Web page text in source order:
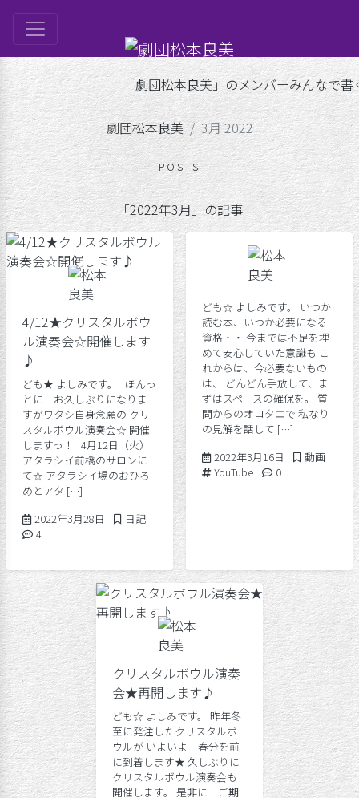
プ
美
劇団松本良美 3月 2022
「劇団松本良美」のメンバーみんなで書くブ
劇団日記
POSTS
「2022年3月」の記事
4/12★クリスタルボウ
ル演奏会☆開催します
♪
ども★ よしみです。 ほんっ
とに お久しぶりになりま
すがワタシ自身念願の クリ
スタルボウル演奏会☆ 開催
しますっ！ 4月12日（火）
アタラシイ前橋のサロンに
て☆ アタラシイ場のおひろ
めとアタ […]
2022年3月28日 2022年3月28日
Posted in
日記
Comments:
4
ども☆ よしみです。 いつか
読む本、いつか必要になる
資格・・ 今までは不足を埋
めて安心していた意識も こ
れからは、今必要ないもの
は、 どんどん手放して、ま
ずはスペースの確保を。 質
問からのオコタエで 私なり
の見解を話して […]
2022年3月16日 2022年3月16日
Posted in
動画
Tags:
YouTube Comments:
0
クリスタルボウル演奏
会★再開します♪
ども☆ よしみです。 昨年冬
至に発注したクリスタルボ
ウルが いよいよ 春分を前
に到着します★ 久しぶりに
クリスタルボウル演奏会も
開催します。 是非に ご期